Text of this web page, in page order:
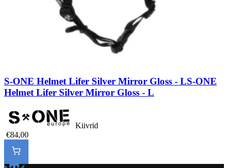
S-ONE Helmet Lifer Silver Mirror Gloss - LS-ONE
Helmet Lifer Silver Mirror Gloss - L
Kiivrid
€84,00